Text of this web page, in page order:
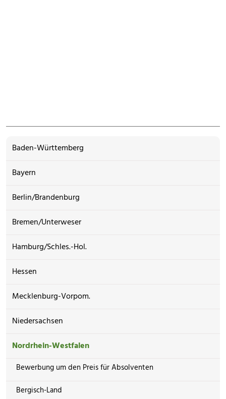
Baden-Württemberg
Bayern
Berlin/Brandenburg
Bremen/Unterweser
Hamburg/Schles.-Hol.
Hessen
Mecklenburg-Vorpom.
Niedersachsen
Nordrhein-Westfalen
Bewerbung um den Preis für Absolventen
Bergisch-Land